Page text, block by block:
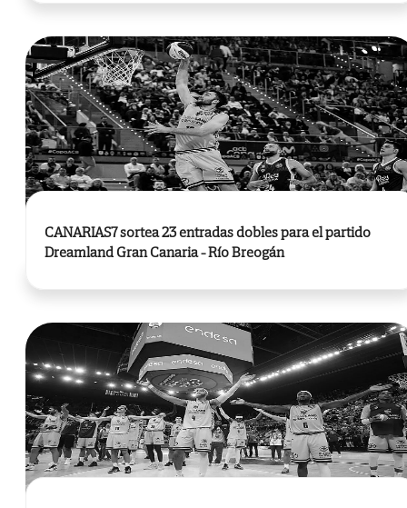
CANARIAS7 sortea 23 entradas dobles para el partido
Dreamland Gran Canaria - Río Breogán